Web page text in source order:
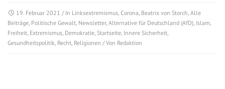
19. Februar 2021 / In Linksextremismus, Corona, Beatrix von Storch, Alle
Beiträge, Politische Gewalt, Newsletter, Alternative für Deutschland (AfD), Islam,
Freiheit, Extremismus, Demokratie, Startseite, Innere Sicherheit,
Gesundheitspolitik, Recht, Religionen / Von Redaktion